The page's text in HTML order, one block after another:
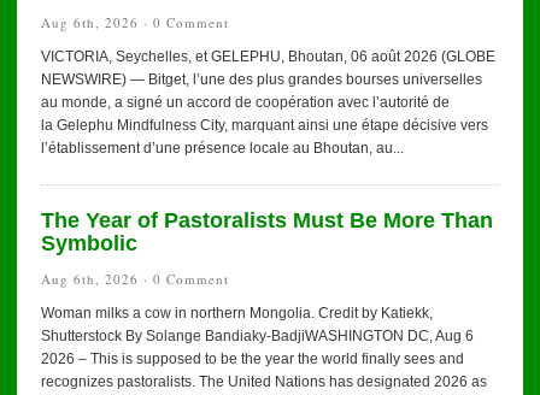
Aug 6th, 2026 · 0 Comment
VICTORIA, Seychelles, et GELEPHU, Bhoutan, 06 août 2026 (GLOBE
NEWSWIRE) — Bitget, l’une des plus grandes bourses universelles
au monde, a signé un accord de coopération avec l’autorité de
la Gelephu Mindfulness City, marquant ainsi une étape décisive vers
l’établissement d’une présence locale au Bhoutan, au...
The Year of Pastoralists Must Be More Than
Symbolic
Aug 6th, 2026 · 0 Comment
Woman milks a cow in northern Mongolia. Credit by Katiekk,
Shutterstock By Solange Bandiaky-BadjiWASHINGTON DC, Aug 6
2026 – This is supposed to be the year the world finally sees and
recognizes pastoralists. The United Nations has designated 2026 as